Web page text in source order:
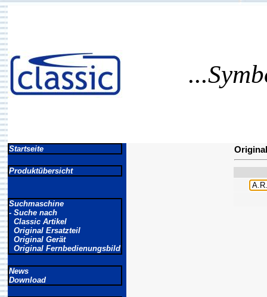
Startseite
Produktübersicht
Suchmaschine
- Suche nach
Classic Artikel
Original Ersatzteil
Original Gerät
Original Fernbedienungsbild
News
Download